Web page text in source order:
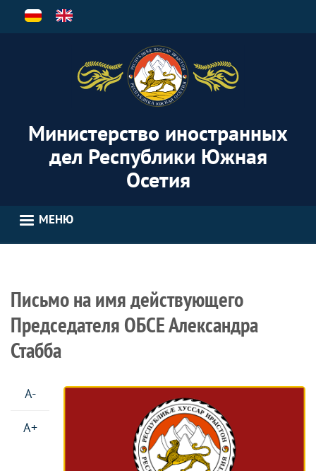
Перейти
Министерство иностранных
дел Республики Южная
Осетия
МЕНЮ
Письмо на имя действующего
Председателя ОБСЕ Александра
Стабба
A-
A+